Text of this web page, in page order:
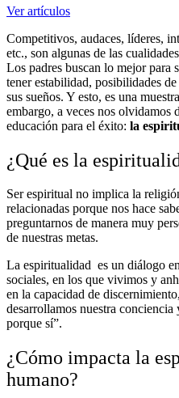
Ver artículos
Competitivos, audaces, líderes,
etc., son algunas de las
Los padres buscan lo mejor para
tener estabilidad, posibilidades
sus sueños. Y esto, es una
embargo, a veces nos olvidamos
educación para el éxito: la
¿Qué es la
Ser espiritual no implica la
relacionadas porque nos hace
preguntarnos de manera muy
de nuestras metas.
La espiritualidad es un diálogo
sociales, en los que vivimos y
en la capacidad de
desarrollamos nuestra
porque sí”.
¿Cómo impacta la
humano?